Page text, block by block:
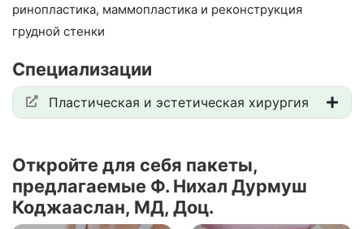
ринопластика, маммопластика и реконструкция
грудной стенки
Специализации
Пластическая и эстетическая хирургия
Откройте для себя пакеты,
предлагаемые Ф. Нихал Дурмуш
Коджааслан, МД, Доц.